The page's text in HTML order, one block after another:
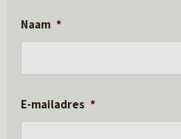
Naam *
E-mailadres *